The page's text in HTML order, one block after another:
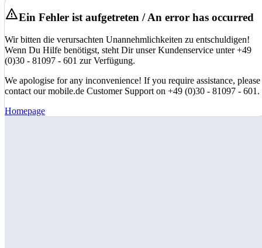
Ein Fehler ist aufgetreten / An error has occurred
Wir bitten die verursachten Unannehmlichkeiten zu entschuldigen!
Wenn Du Hilfe benötigst, steht Dir unser Kundenservice unter +49
(0)30 - 81097 - 601 zur Verfügung.
We apologise for any inconvenience! If you require assistance, please
contact our mobile.de Customer Support on +49 (0)30 - 81097 - 601.
Homepage